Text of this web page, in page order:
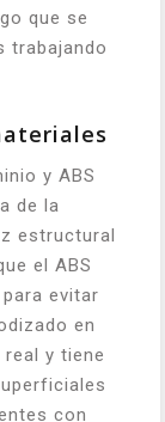
que se
trabajando
y ABS
de la
estructural
el ABS
evitar
en
y tiene
con